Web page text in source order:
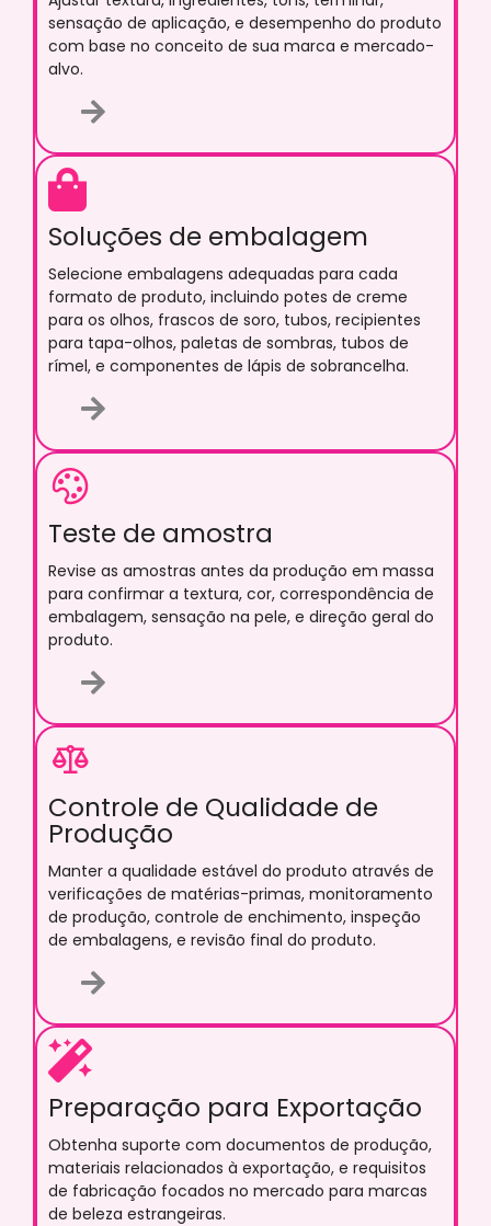
sensação de aplicação, e desempenho do produto
com base no conceito de sua marca e mercado-
alvo.
Soluções de embalagem
Selecione embalagens adequadas para cada
formato de produto, incluindo potes de creme
para os olhos, frascos de soro, tubos, recipientes
para tapa-olhos, paletas de sombras, tubos de
rímel, e componentes de lápis de sobrancelha.
Teste de amostra
Revise as amostras antes da produção em massa
para confirmar a textura, cor, correspondência de
embalagem, sensação na pele, e direção geral do
produto.
Controle de Qualidade de
Produção
Manter a qualidade estável do produto através de
verificações de matérias-primas, monitoramento
de produção, controle de enchimento, inspeção
de embalagens, e revisão final do produto.
Preparação para Exportação
Obtenha suporte com documentos de produção,
materiais relacionados à exportação, e requisitos
de fabricação focados no mercado para marcas
de beleza estrangeiras.